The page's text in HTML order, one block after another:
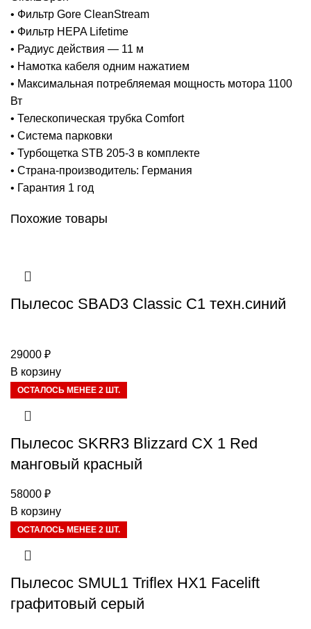
• Фильтр Gore CleanStream
• Фильтр HEPA Lifetime
• Радиус действия — 11 м
• Намотка кабеля одним нажатием
• Максимальная потребляемая мощность мотора 1100
Вт
• Телескопическая трубка Comfort
• Система парковки
• Турбощетка STB 205-3 в комплекте
• Страна-производитель: Германия
• Гарантия 1 год
Похожие товары
Пылесос SBAD3 Classic C1 техн.синий
29000 ₽
В корзину
ОСТАЛОСЬ МЕНЕЕ 2 ШТ.
Пылесос SKRR3 Blizzard CX 1 Red
манговый красный
58000 ₽
В корзину
ОСТАЛОСЬ МЕНЕЕ 2 ШТ.
Пылесос SMUL1 Triflex HX1 Facelift
графитовый серый